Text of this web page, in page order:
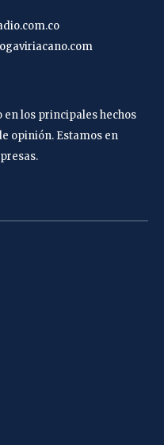
los principales hechos
opinión. Estamos en